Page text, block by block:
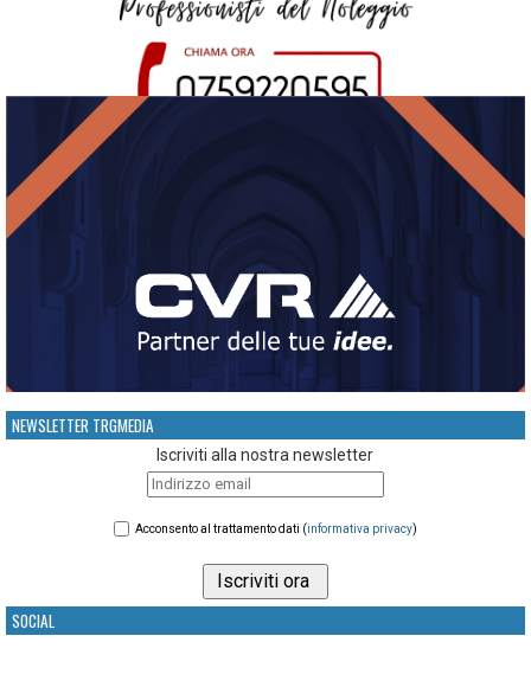
NEWSLETTER TRGMEDIA
Iscriviti alla nostra newsletter
Acconsento al trattamento dati (informativa privacy)
SOCIAL